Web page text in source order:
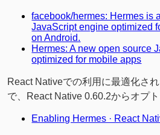
facebook/hermes: Hermes is
JavaScript engine optimized
on Android.
Hermes: A new open source
optimized for mobile apps
React Nativeでの利用に最適化さ
で、React Native 0.60.2からオプ
Enabling Hermes · React